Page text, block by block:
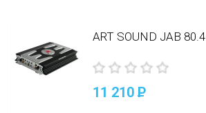
ART SOUND JAB 80.4
11 210P